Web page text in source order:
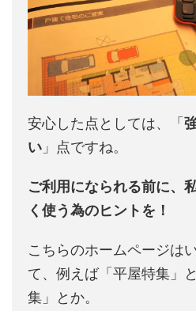
安心した点としては、「
い 」点ですね。
ご利用になられる前に、
く使う為のヒントを！
こちらのホームページは
て、例えば「平屋特集」
集」とか。